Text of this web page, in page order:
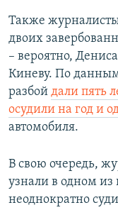
Также
двоих
– вероятно,
Киневу. По данным
разбой дали пять
осудили на год и
автомобиля.
В свою очередь,
узнали в одном
неоднократно